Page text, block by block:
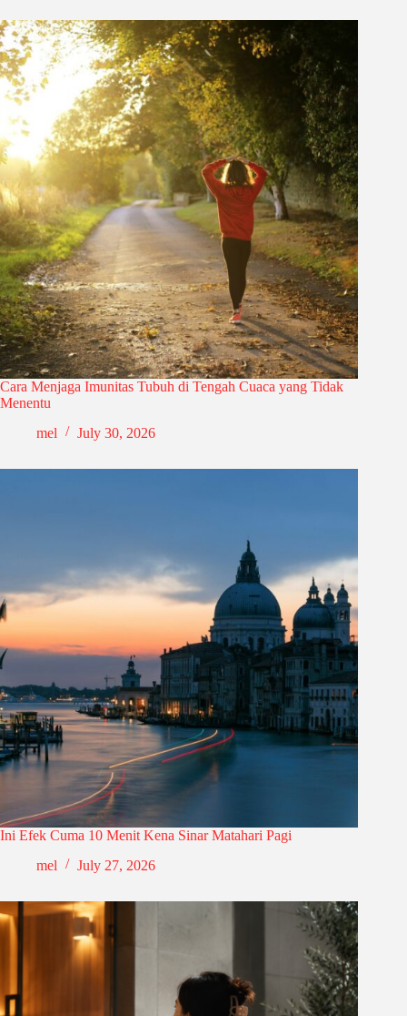
Cara Menjaga Imunitas Tubuh di Tengah Cuaca yang Tidak
Menentu
mel
July 30, 2026
Ini Efek Cuma 10 Menit Kena Sinar Matahari Pagi
mel
July 27, 2026